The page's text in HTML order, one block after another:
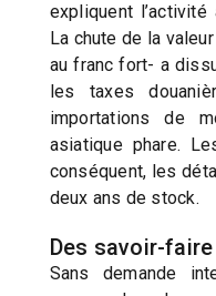
expliquent
La chute de la
au franc fort- a
les taxes
importations de
asiatique phare.
conséquent, les
deux ans de stock.
Des savoir-
Sans demande